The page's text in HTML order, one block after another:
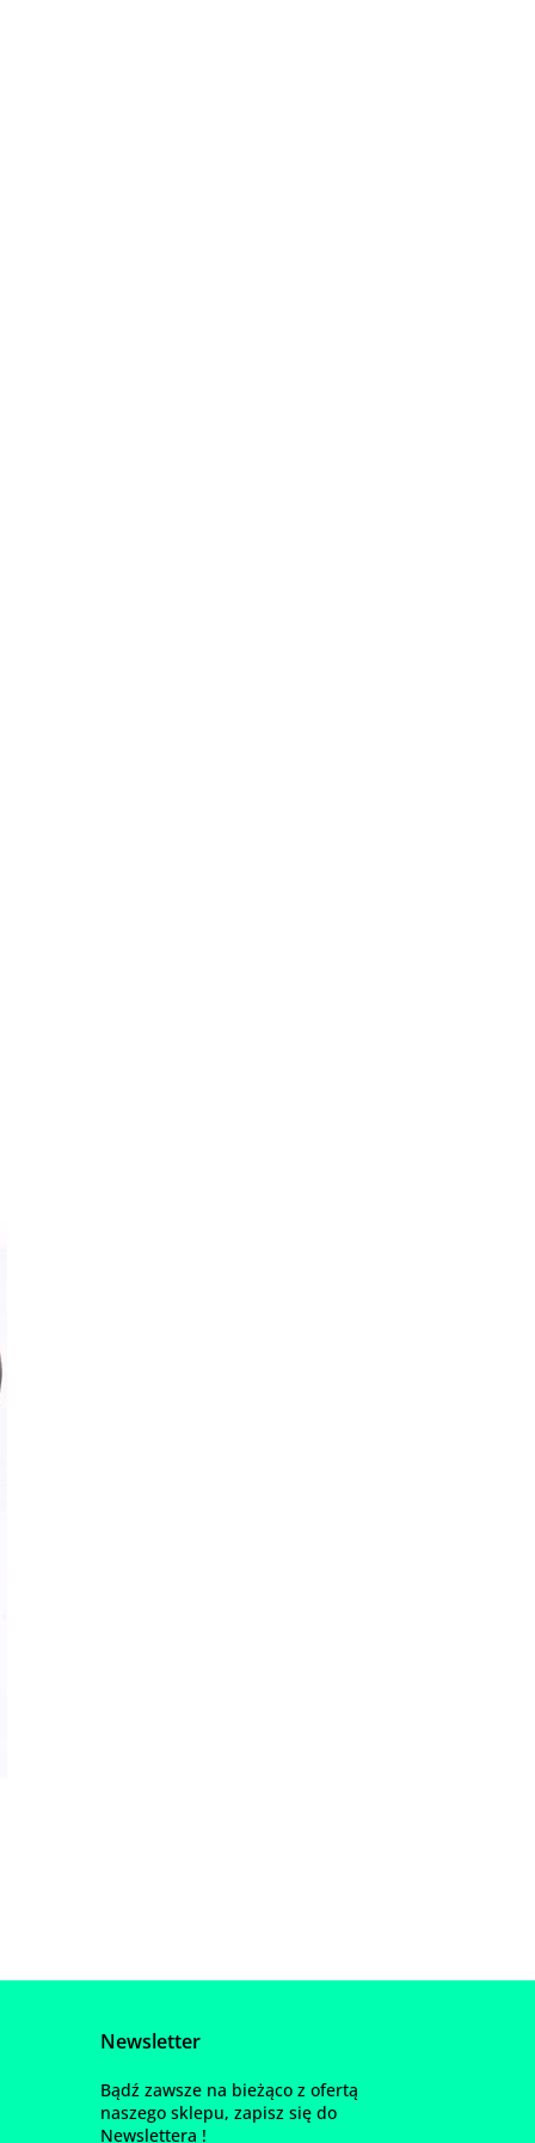
Newsletter
Bądź zawsze na bieżąco z ofertą
naszego sklepu, zapisz się do
Newslettera !